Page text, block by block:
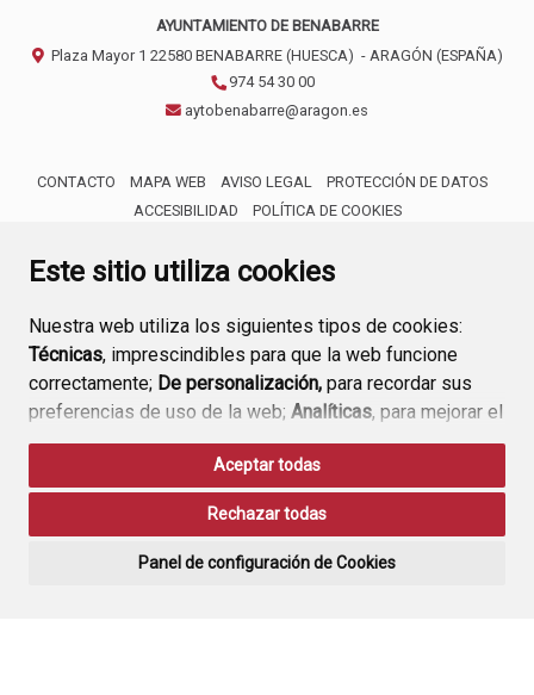
Este sitio utiliza cookies
Nuestra web utiliza los siguientes tipos de cookies:
Técnicas, imprescindibles para que la web funcione
correctamente; De personalización, para recordar sus
preferencias de uso de la web; Analíticas, para mejorar el
funcionamiento de la web y sus servicios.
Si acepta pulsando el botón“Aceptar todas”
consideramos que acepta su uso. Si pulsa el botón
ninguna acción, se guardarán las cookies técnicas
Aceptar todas
Rechazar todas
Panel de configuración de Cookies
AYUNTAMIENTO DE BENABARRE
Plaza Mayor 1 22580 BENABARRE (HUESCA) - ARAGÓN (ESPAÑA)
974 54 30 00
aytobenabarre@aragon.es
CONTACTO MAPA WEB AVISO LEGAL
PROTECCIÓN DE DATOS
ACCESIBILIDAD
POLÍTICA DE COOKIES